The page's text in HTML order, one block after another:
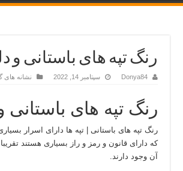
رنگ تپه های باستانی و
Donya84 سپتامبر 14, 2022 نشانه های
رنگ تپه های
رنگ تپه های باستانی | تپه ها دارای اسرار
که دارای قانون و رمز و راز بسیاری هستند
آن وجود دارند.